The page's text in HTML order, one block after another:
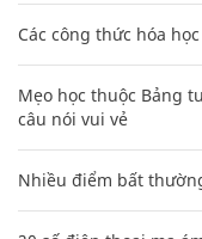
Các công thức hóa
Mẹo học thuộc Bảng
câu nói vui vẻ
Nhiều điểm bất